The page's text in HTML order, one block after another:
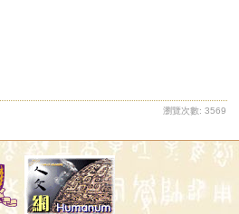
瀏覽次數: 3569